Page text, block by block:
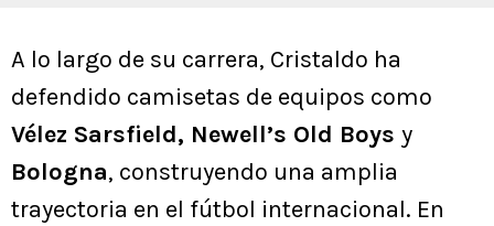
A lo largo de su carrera, Cristaldo ha
defendido camisetas de equipos como
Vélez Sarsfield, Newell’s Old Boys y
Bologna, construyendo una amplia
trayectoria en el fútbol internacional. En